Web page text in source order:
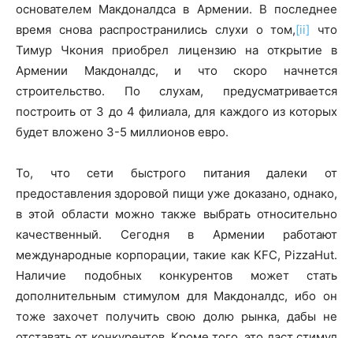
основателем Макдоналдса в Армении. В последнее
время снова распространились слухи о том,[ii] что
Тимур Чкония приобрел лицензию на открытие в
Армении Макдоналдс, и что скоро начнется
строительство. По слухам, предусматривается
построить от 3 до 4 филиала, для каждого из которых
будет вложено 3-5 миллионов евро.
То, что сети быстрого питания далеки от
предоставления здоровой пищи уже доказано, однако,
в этой области можно также выбрать относительно
качественный. Сегодня в Армении работают
международные корпорации, такие как KFC, PizzaHut.
Наличие подобных конкурентов может стать
дополнительным стимулом для Макдоналдс, ибо он
тоже захочет получить свою долю рынка, дабы не